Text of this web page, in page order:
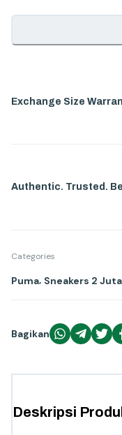
Exchange Size
Authentic. Trusted.
Categories
Puma, Sneakers 2
Bagikan
Deskripsi